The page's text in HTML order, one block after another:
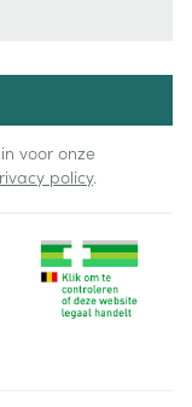
voor onze
policy.